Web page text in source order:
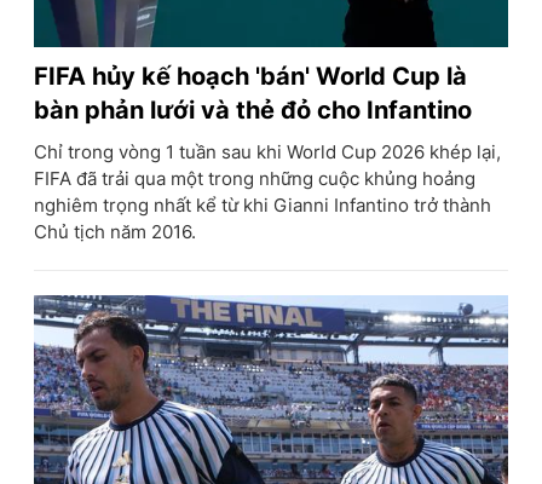
FIFA hủy kế hoạch 'bán' World Cup là
bàn phản lưới và thẻ đỏ cho Infantino
Chỉ trong vòng 1 tuần sau khi World Cup 2026 khép lại,
FIFA đã trải qua một trong những cuộc khủng hoảng
nghiêm trọng nhất kể từ khi Gianni Infantino trở thành
Chủ tịch năm 2016.